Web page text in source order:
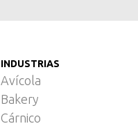
INDUSTRIAS
Avícola
Bakery
Cárnico